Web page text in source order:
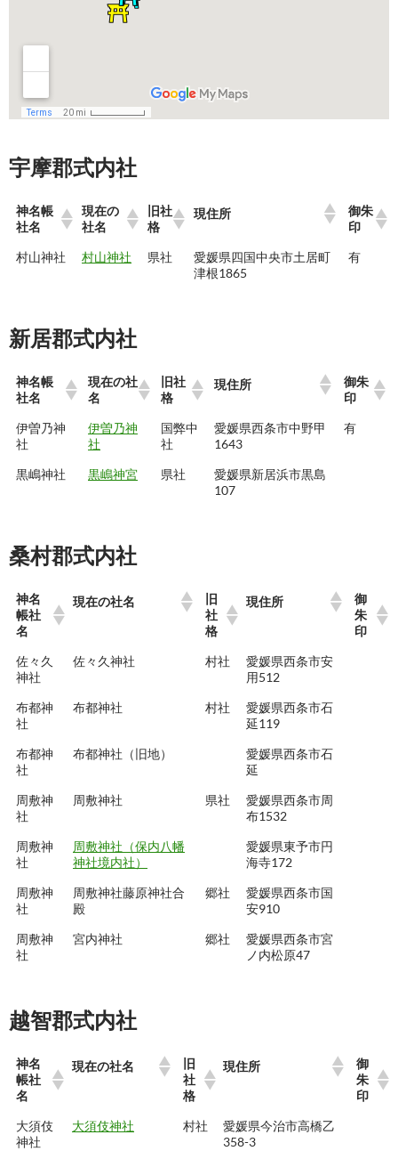
宇摩郡式内社
神名帳
社名
現在の
社名
旧社
格
現住所
御朱
印
村山神社
村山神社 県社
愛媛県四国中央市土居町
津根1865
有
新居郡式内社
神名帳
社名
現在の社
名
旧社
格
現住所
御朱
印
伊曽乃神
社
伊曽乃神
社
国弊中
社
愛媛県西条市中野甲
1643
有
黒嶋神社 黒嶋神宮 県社
愛媛県新居浜市黒島
107
桑村郡式内社
神名
帳社
名
現在の社名
旧
社
格
現住所
御
朱
印
佐々久
神社
佐々久神社 村社
愛媛県西条市安
用512
布都神
社
布都神社 村社
愛媛県西条市石
延119
布都神
社
布都神社（旧地）
愛媛県西条市石
延
周敷神
社
周敷神社 県社
愛媛県西条市周
布1532
周敷神
社
周敷神社（保内八幡
神社境内社）
愛媛県東予市円
海寺172
周敷神
社
周敷神社藤原神社合
殿
郷社
愛媛県西条市国
安910
周敷神
社
宮内神社 郷社
愛媛県西条市宮
ノ内松原47
越智郡式内社
神名
帳社
名
現在の社名
旧
社
格
現住所
御
朱
印
大須伎
神社
大須伎神社 村社
愛媛県今治市高橋乙
358-3